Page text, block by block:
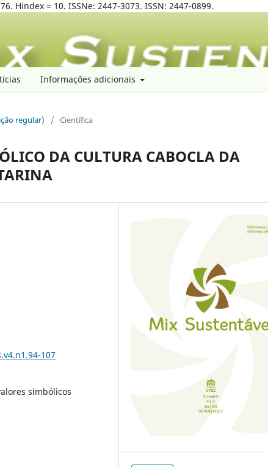
Hindex = 10. ISSNe: 2447-3073. ISSN: 2447-0899.
Informações adicionais
regular) / Científica
DA CULTURA CABOCLA DA
107
simbólicos